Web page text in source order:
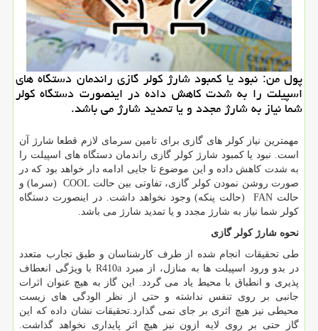
پول من: نبود یا كمبود شارژ كولر گازی راندمان دستگاه های
اسپیلت را به شدت كاهش داده در اینصورت دستگاه كولر
شما نیاز به شارژ مجدد و یا تمدید شارژ می باشد.
مهمترین نیاز کولر های گازی برای تامین سرمای لازم قطعا شارژ آن
است. نبود یا کمبود شارژ کولر گازی راندمان دستگاه های اسپیلت را
به شدت کاهش داده و این موضوع تا جایی ادامه دار خواهد بود که در
صورت روشن نمودن کولر گازی، تفاوتی بین حالت COOL
(سرما) و
حالت FAN
(حالت پنکه) وجود نخواهد داشت. در اینصورت دستگاه
کولر شما نیاز به شارژ مجدد و یا تمدید شارژ می باشد.
نحوه شارژ کولر گازی
طی تحقیقات انجام شده از طرف کارشناسان و طبق تجارب متعدد
در بدو ورود اسپیلت ها به منازل، از مبرد R410a با ویژگی انعطاف
پذیری و انطباق با محیط یاد می گردد. این گاز به هیچ عنوان اثرات
جانبی بر روی تنفس نداشته و حتی از نظر الودگی های زیست
محیطی نیز هیچ اثری بر جای نمی گذارد.تحقیقات نشان داده که این
گاز حتی بر روی لایه ازون نیز هیچ اثر پایداری نخواهد گذاشت.